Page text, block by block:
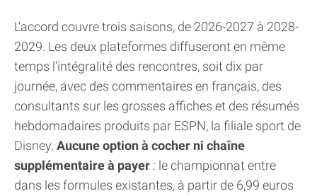
L'accord couvre trois saisons, de 2026-2027 à 2028-
2029. Les deux plateformes diffuseront en même
temps l'intégralité des rencontres, soit dix par
journée, avec des commentaires en français, des
consultants sur les grosses affiches et des résumés
hebdomadaires produits par ESPN, la filiale sport de
Disney. Aucune option à cocher ni chaîne
supplémentaire à payer : le championnat entre
dans les formules existantes, à partir de 6,99 euros